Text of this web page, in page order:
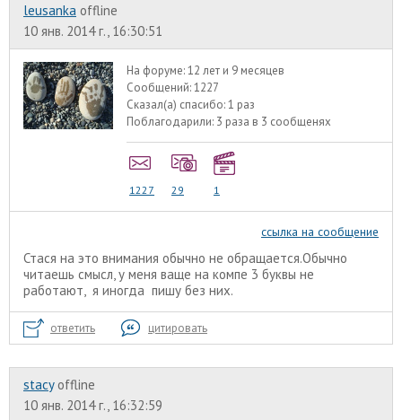
leusanka offline
10 янв. 2014 г., 16:30:51
На форуме:12 лет и 9 месяцев
Сообщений:1227
Сказал(а) спасибо:1 раз
Поблагодарили: 3 раза в 3 сообщенях
1227 29 1
ссылка на сообщение
Стася на это внимания обычно не обращается.Обычно
читаешь смысл, у меня ваще на компе 3 буквы не
работают, я иногда пишу без них.
ответить цитировать
stacy offline
10 янв. 2014 г., 16:32:59